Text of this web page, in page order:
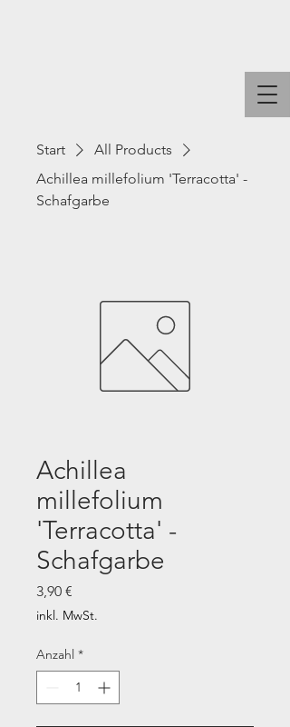
Start
All Products
Achillea millefolium 'Terracotta' -
Schafgarbe
Achillea
millefolium
'Terracotta' -
Schafgarbe
3,90 €
inkl. MwSt.
Anzahl *